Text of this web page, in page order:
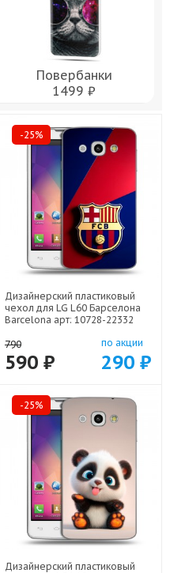
Повербанки
1499 ₽
-25%
Дизайнерский пластиковый
чехол для LG L60 Барселона
Barcelona арт: 10728-22332
790
590 ₽
по акции
290 ₽
-25%
Дизайнерский пластиковый